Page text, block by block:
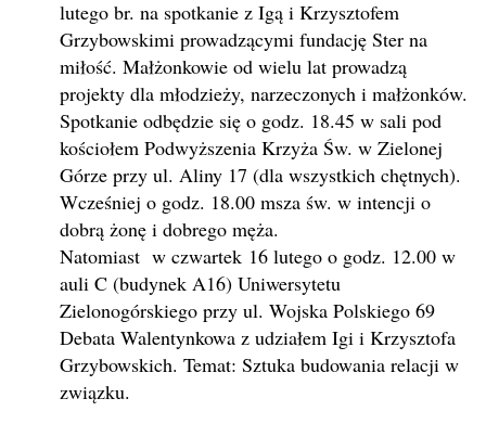
lutego br. na spotkanie z Igą i Krzysztofem
Grzybowskimi prowadzącymi fundację Ster na
miłość. Małżonkowie od wielu lat prowadzą
projekty dla młodzieży, narzeczonych i małżonków.
Spotkanie odbędzie się o godz. 18.45 w sali pod
kościołem Podwyższenia Krzyża Św. w Zielonej
Górze przy ul. Aliny 17 (dla wszystkich chętnych).
Wcześniej o godz. 18.00 msza św. w intencji o
dobrą żonę i dobrego męża.
Natomiast w czwartek 16 lutego o godz. 12.00 w
auli C (budynek A16) Uniwersytetu
Zielonogórskiego przy ul. Wojska Polskiego 69
Debata Walentynkowa z udziałem Igi i Krzysztofa
Grzybowskich. Temat: Sztuka budowania relacji w
związku.